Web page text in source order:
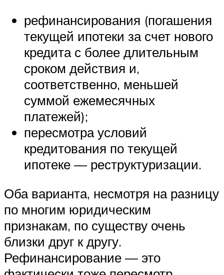
рефинансирования (погашения
текущей ипотеки за счет нового
кредита с более длительным
сроком действия и,
соответственно, меньшей
суммой ежемесячных
платежей);
пересмотра условий
кредитования по текущей
ипотеке — реструктуризации.
Оба варианта, несмотря на разницу
по многим юридическим
признакам, по существу очень
близки друг к другу.
Рефинансирование — это